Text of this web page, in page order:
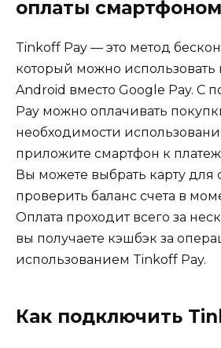
оплаты смартфоном
Tinkoff Pay — это метод
который можно использовать
Android вместо Google Pay. С
Pay можно оплачивать
необходимости
приложите смартфон к
Вы можете выбрать карту для
проверить баланс счета в
Оплата проходит всего за
вы получаете кэшбэк за
использованием Tinkoff Pay.
Как подключить